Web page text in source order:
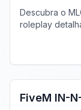
Descubra o
roleplay
FiveM
FiveM IN-